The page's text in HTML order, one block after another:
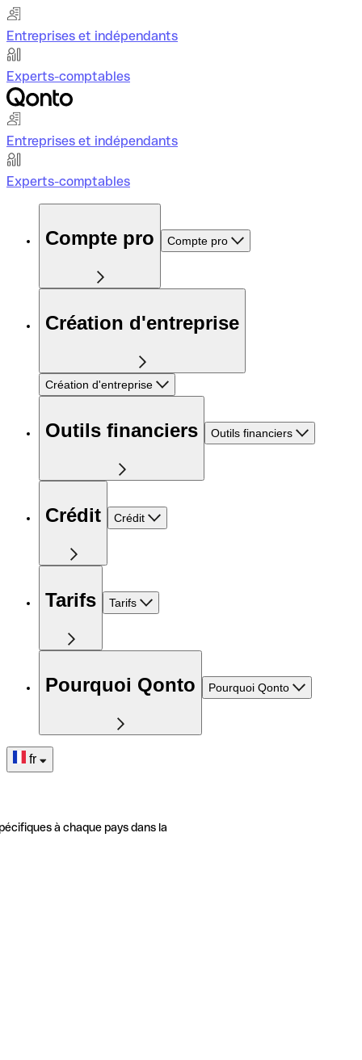
Entreprises et indépendants
Experts-comptables
Entreprises et indépendants
Experts-comptables
Compte pro Compte pro
Création d'entreprise
Création d'entreprise
Outils financiers Outils financiers
Crédit Crédit
Tarifs Tarifs
Pourquoi Qonto Pourquoi Qonto
fr
à chaque pays dans la